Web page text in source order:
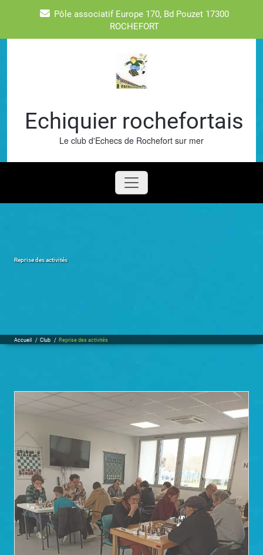
Pôle associatif Europe 170, Bd Pouzet 17300
ROCHEFORT
Echiquier rochefortais
Le club d'Echecs de Rochefort sur mer
Reprise des activités
Accueil / Club / Reprise des activités